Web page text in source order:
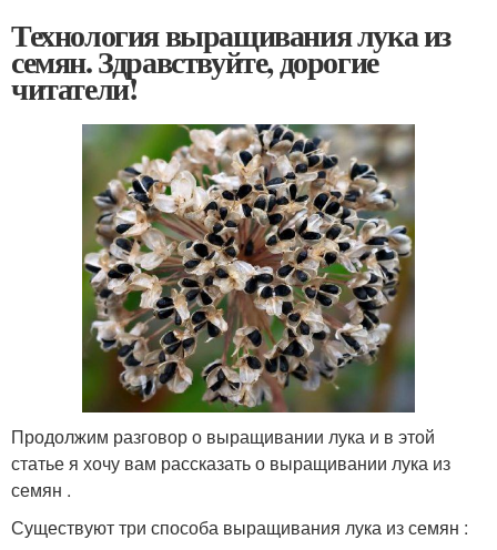
Технология выращивания лука из
семян. Здравствуйте, дорогие
читатели!
Продолжим разговор о выращивании лука и в этой
статье я хочу вам рассказать о выращивании лука из
семян .
Существуют три способа выращивания лука из семян :